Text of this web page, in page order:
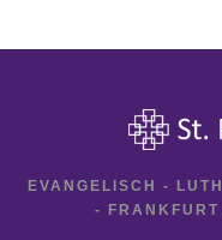
EVANGELISCH -
-